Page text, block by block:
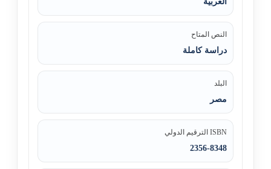
النص المتاح
دراسة كاملة
البلد
مصر
ISBN الترقيم الدولي
2356-8348